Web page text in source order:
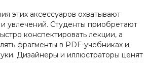
этих аксессуаров охватывают
увлечений. Студенты приобретают
конспектировать лекции, а
фрагменты в PDF-учебниках и
Дизайнеры и иллюстраторы ценят